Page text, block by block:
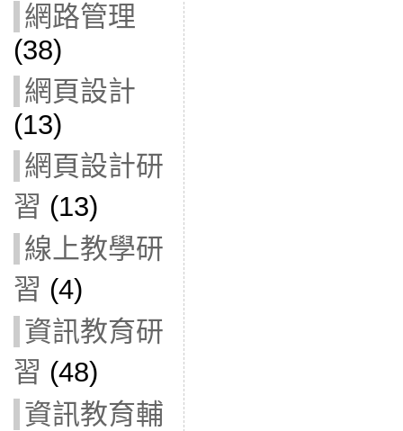
網路管理
(38)
網頁設計
(13)
網頁設計研
習 (13)
線上教學研
習 (4)
資訊教育研
習 (48)
資訊教育輔